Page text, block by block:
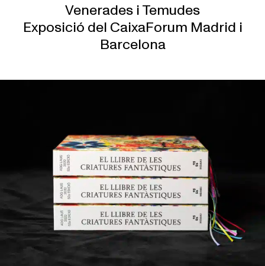
Venerades i Temudes
Exposició del CaixaForum Madrid i
Barcelona